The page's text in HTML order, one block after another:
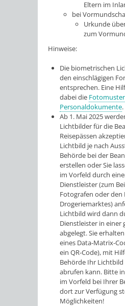
Eltern im
bei
Urkunde
zum
Hinweise:
Die biometrischen
den einschlägigen
entsprechen. Eine
dabei die
Personaldokumente.
Ab 1. Mai 2025
Lichtbilder für die
Reisepässen
Lichtbild je nach
Behörde bei der
erstellen oder Sie
im Vorfeld durch
Dienstleister (zum
Fotografen oder den
Drogeriemarktes)
Lichtbild wird dann
Dienstleister in einer
abgelegt.Sie
eines Data-Matrix-
ein QR-Code), mit
Behörde Ihr Lichtbild
abrufen kann. Bitte
im Vorfeld bei Ihrer
dort zur Verfügung
Möglichkeiten!